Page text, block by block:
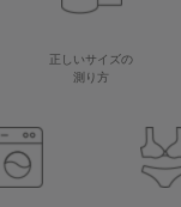
正しいサイズの
測り方